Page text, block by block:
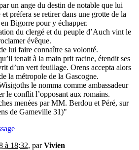
un ange du destin de notable que lui
préfera se retirer dans une grotte de la
Bigorre pour y échapper.
du clergé et du peuple d’Auch vint le
évêque.
lui faire connaître sa volonté.
tenait à la main prit racine, étendit ses
d’un vert feuillage. Orens accepta alors
la métropole de la Gascogne.
le nomma comme ambassadeur
le conflit l’opposant aux romains.
menées par MM. Berdou et Péré, sur
de Gameville 31)"
à 18:32, parVivien